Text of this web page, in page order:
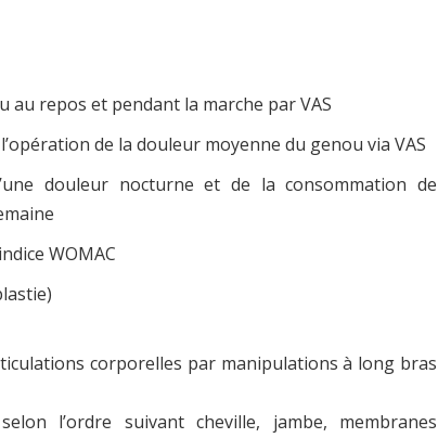
repos et pendant la marche par VAS
de la douleur moyenne du genou via VAS
douleur nocturne et de la consommation de
WOMAC
corporelles par manipulations à long bras
l’ordre suivant cheville, jambe, membranes